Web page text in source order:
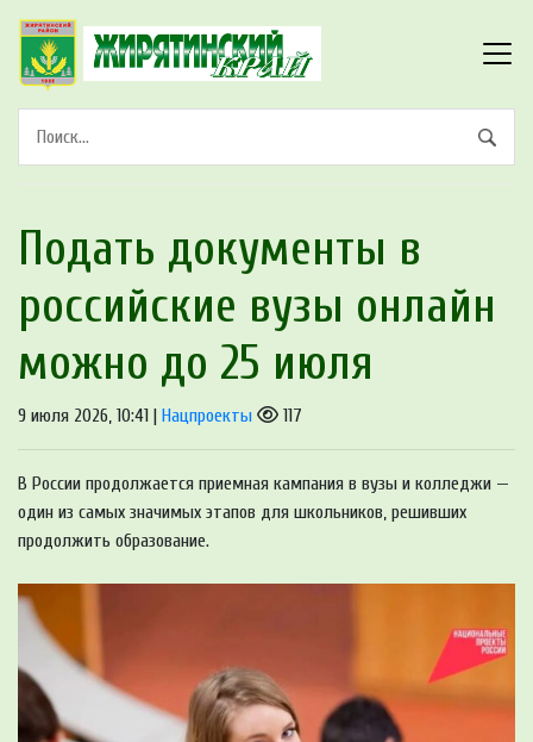
Подать документы в
российские вузы онлайн
можно до 25 июля
9 июля 2026, 10:41 | Нацпроекты 117
В России продолжается приемная кампания в вузы и колледжи —
один из самых значимых этапов для школьников, решивших
продолжить образование.